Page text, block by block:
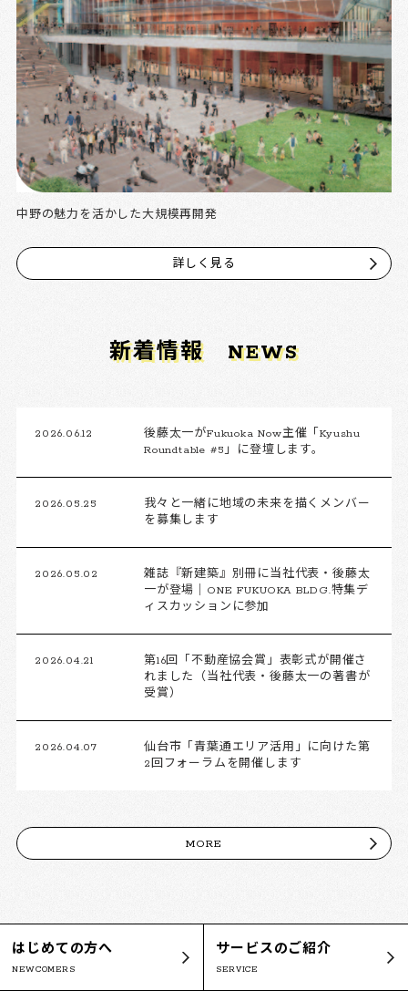
中野の魅力を活かした大規模再開発
詳しく見る
新着情報 NEWS
2026.06.12
後藤太一がFukuoka Now主催「Kyushu
Roundtable #5」に登壇します。
2026.05.25
我々と一緒に地域の未来を描くメンバー
を募集します
2026.05.02
雑誌『新建築』別冊に当社代表・後藤太
一が登場｜ONE FUKUOKA BLDG.特集デ
ィスカッションに参加
2026.04.21
第16回「不動産協会賞」表彰式が開催さ
れました（当社代表・後藤太一の著書が
受賞）
2026.04.07
仙台市「青葉通エリア活用」に向けた第
2回フォーラムを開催します
MORE
はじめての方へ
NEWCOMERS
サービスのご紹介
SERVICE